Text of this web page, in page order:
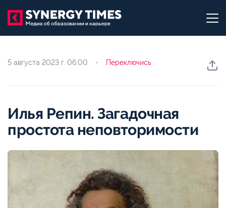
5 августа 2023 г. 06:00 Переключись
Илья Репин. Загадочная
простота неповторимости